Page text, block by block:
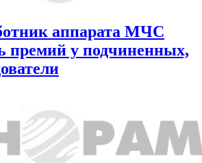
аппарата МЧС
премий у подчиненных,